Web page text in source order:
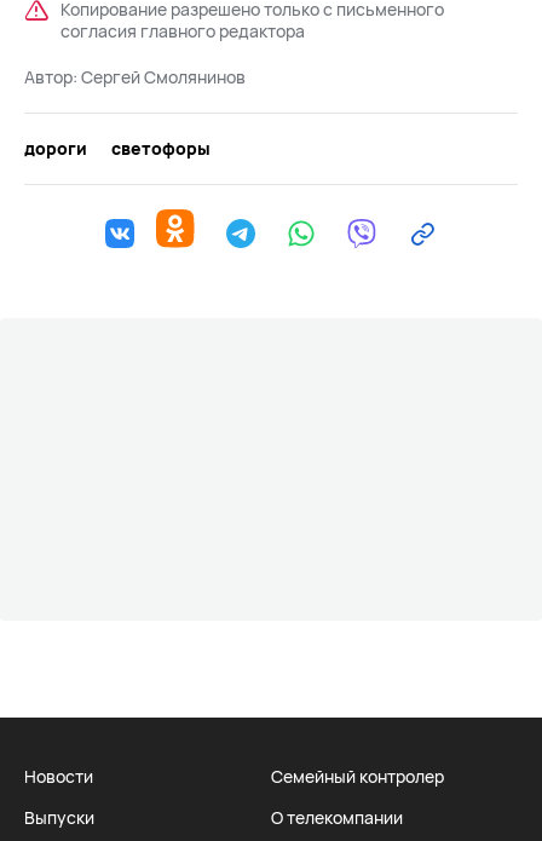
Копирование разрешено только с письменного
согласия главного редактора
Автор: Сергей Смолянинов
дороги светофоры
Новости
Выпуски
Семейный контролер
О телекомпании